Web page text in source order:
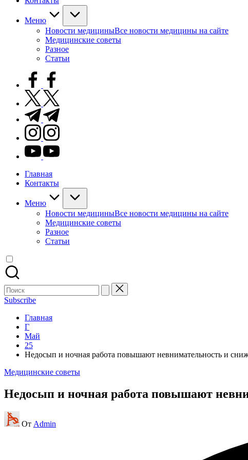
Меню
Новости медициныВсе новости медицины на сайте
Медицинские советы
Разное
Статьи
facebook.com
twitter.com
t.me
instagram.com
youtube.com
Главная
Контакты
Меню
Новости медициныВсе новости медицины на сайте
Медицинские советы
Разное
Статьи
Поиск
для:
Subscribe
Главная
Г
Май
25
Недосып и ночная работа повышают невнимательность и
Опубликовано
Медицинские советы
Недосып и ночная работа повышают
Запись
от
От Admin